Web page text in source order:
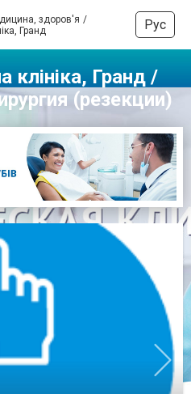
здоров'я
Гранд Рус
клініка, Гранд /
(резекции)